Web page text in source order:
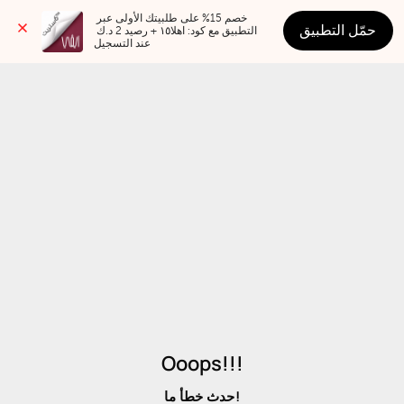
عند التسجيل
حمّل التطبيق
Ooops!!!
حدث خطأ ما!